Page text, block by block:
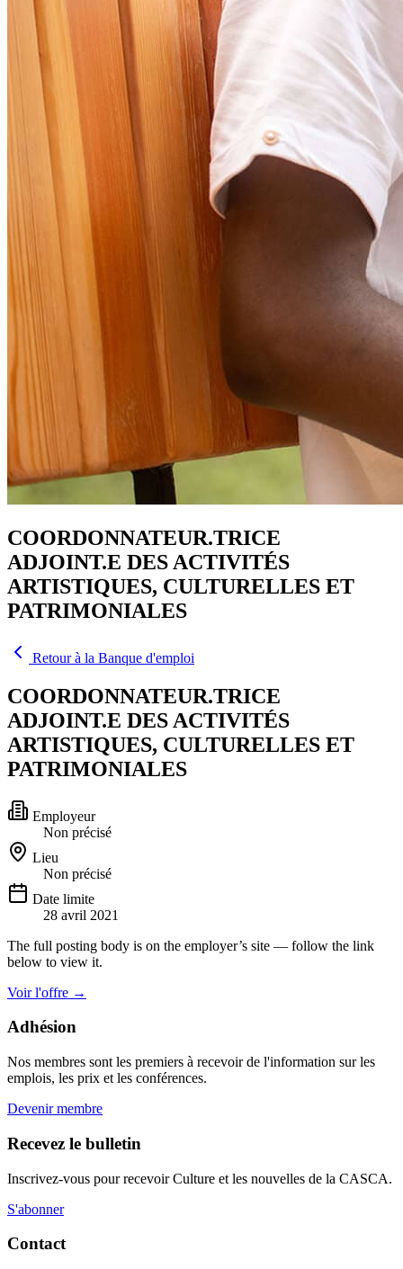
COORDONNATEUR.TRICE
ADJOINT.E DES ACTIVITÉS
ARTISTIQUES, CULTURELLES ET
PATRIMONIALES
Retour à la Banque d'emploi
COORDONNATEUR.TRICE
ADJOINT.E DES ACTIVITÉS
ARTISTIQUES, CULTURELLES ET
PATRIMONIALES
Employeur
Non précisé
Lieu
Non précisé
Date limite
28 avril 2021
The full posting body is on the employer’s site — follow the link
below to view it.
Voir l'offre →
Adhésion
Nos membres sont les premiers à recevoir de l'information sur les
emplois, les prix et les conférences.
Devenir membre
Recevez le bulletin
Inscrivez-vous pour recevoir Culture et les nouvelles de la CASCA.
S'abonner
Contact